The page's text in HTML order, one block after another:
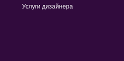
Услуги дизайнера